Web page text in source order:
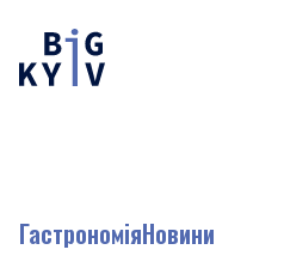
ГастрономіяНовини